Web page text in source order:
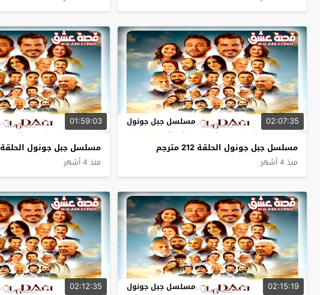
02:07:35 مسلسل جبل جونول
مسلسل جبل جونول الحلقة 212 مترجم
منذ 4 أشهر
01:59:03
مسلسل جبل جونول الحلقة 211 مترجم
منذ 4 أشهر
02:15:19 مسلسل جبل جونول 02:12:35